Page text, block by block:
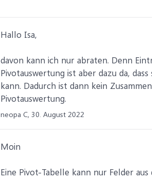
Hallo Isa,
davon kann ich nur abraten. Denn
Pivotauswertung ist aber dazu da,
kann. Dadurch ist dann kein
Pivotauswertung.
neopa C, 30. August 2022
Moin
Eine Pivot-Tabelle kann nur Felder